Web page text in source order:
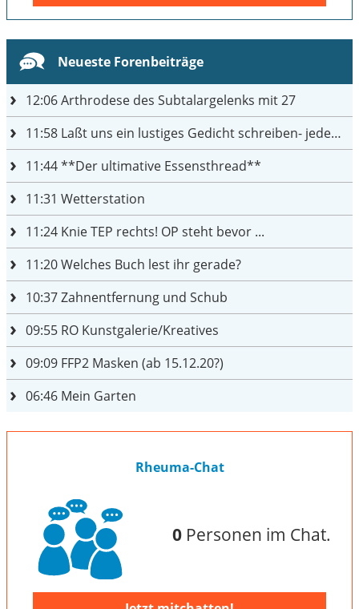
Neueste Forenbeiträge
12:06Arthrodese des Subtalargelenks mit 27
11:58 Laßt uns ein lustiges Gedicht schreiben- jeder einen Satz
11:44**Der ultimative Essensthread**
11:31 Wetterstation
11:24 Knie TEP rechts! OP steht bevor ...
11:20Welches Buch lest ihr gerade?
10:37Zahnentfernung und Schub
09:55 RO Kunstgalerie/Kreatives
09:09 FFP2 Masken (ab 15.12.20?)
06:46 Mein Garten
Rheuma-Chat
0Personen im Chat.